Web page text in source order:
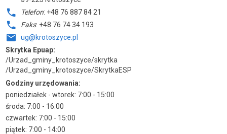
Telefon: +48 76 887 84 21
Faks: +48 76 74 34 193
ug@krotoszyce.pl
Skrytka Epuap:
/Urzad_gminy_krotoszyce/skrytka
/Urzad_gminy_krotoszyce/SkrytkaESP
Godziny urzędowania:
poniedziałek - wtorek: 7:00 - 15:00
środa: 7:00 - 16:00
czwartek: 7:00 - 15:00
piątek: 7:00 - 14:00